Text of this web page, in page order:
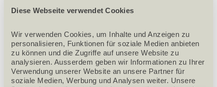
Diese Webseite verwendet Cookies
Wir verwenden Cookies, um Inhalte und Anzeigen zu
personalisieren, Funktionen für soziale Medien anbieten
zu können und die Zugriffe auf unsere Website zu
analysieren. Ausserdem geben wir Informationen zu Ihrer
Verwendung unserer Website an unsere Partner für
soziale Medien, Werbung und Analysen weiter. Unsere
Art.Nr. 111465
PRODUKTINFOS
Bezeichnung
ZWC CK06 0100
Grösse
CK06